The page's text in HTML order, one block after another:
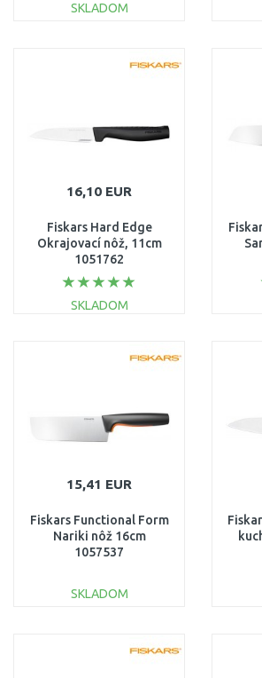
SKLADOM
16,10 EUR
Fiskars Hard Edge
Okrajovací nôž, 11cm
1051762
SKLADOM
15,41 EUR
Fiskars Functional Form
Nariki nôž 16cm
1057537
SKLADOM